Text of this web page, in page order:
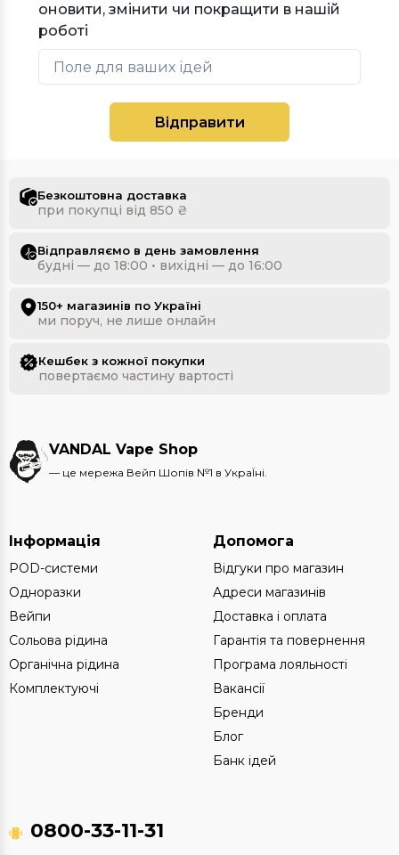
оновити, змінити чи покращити в нашій
роботі
Вiдправити
Безкоштовна доставка
при покупці від 850 ₴
Відправляємо в день замовлення
будні — до 18:00 • вихідні — до 16:00
150+ магазинів по Україні
ми поруч, не лише онлайн
Кешбек з кожної покупки
повертаємо частину вартості
VANDAL Vape Shop
— це мережа Вейп Шопів №1 в УкраЇні.
Інформація
POD-системи
Одноразки
Вейпи
Сольова рідина
Органічна рідина
Комплектуючі
Допомога
Відгуки про магазин
Адреси магазинів
Доставка і оплата
Гарантія та повернення
Програма лояльності
Вакансії
Бренди
Блог
Банк ідей
0800-33-11-31